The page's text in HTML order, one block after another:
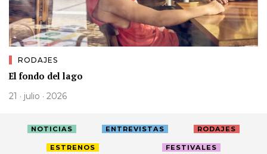
RODAJES
El fondo del lago
21 · julio · 2026
NOTICIAS ENTREVISTAS RODAJES
ESTRENOS FESTIVALES